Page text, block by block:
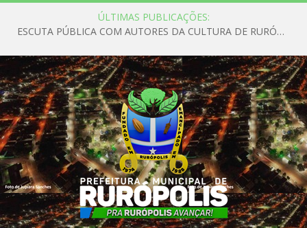
ÚLTIMAS PUBLICAÇÕES:
ESCUTA PÚBLICA COM AUTORES DA CULTURA DE RURÓPOLIS